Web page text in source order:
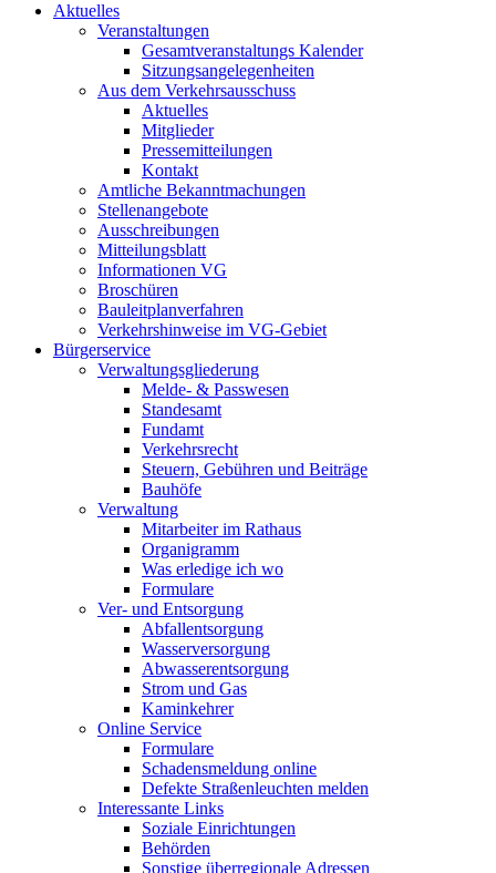
Aktuelles
Veranstaltungen
Gesamtveranstaltungs Kalender
Sitzungsangelegenheiten
Aus dem Verkehrsausschuss
Aktuelles
Mitglieder
Pressemitteilungen
Kontakt
Amtliche Bekanntmachungen
Stellenangebote
Ausschreibungen
Mitteilungsblatt
Informationen VG
Broschüren
Bauleitplanverfahren
Verkehrshinweise im VG-Gebiet
Bürgerservice
Verwaltungsgliederung
Melde- & Passwesen
Standesamt
Fundamt
Verkehrsrecht
Steuern, Gebühren und Beiträge
Bauhöfe
Verwaltung
Mitarbeiter im Rathaus
Organigramm
Was erledige ich wo
Formulare
Ver- und Entsorgung
Abfallentsorgung
Wasserversorgung
Abwasserentsorgung
Strom und Gas
Kaminkehrer
Online Service
Formulare
Schadensmeldung online
Defekte Straßenleuchten melden
Interessante Links
Soziale Einrichtungen
Behörden
Sonstige überregionale Adressen